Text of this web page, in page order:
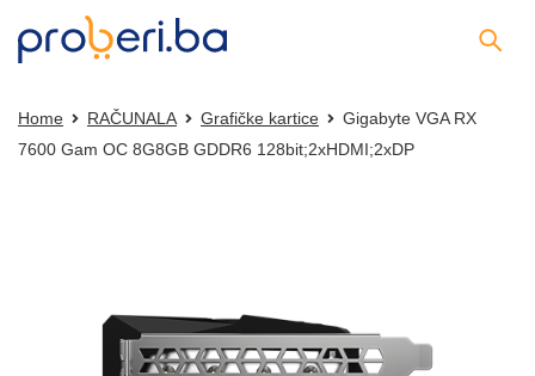
Home RAČUNALA Grafičke kartice
Gigabyte VGA RX
7600 Gam OC 8G8GB GDDR6 128bit;2xHDMI;2xDP